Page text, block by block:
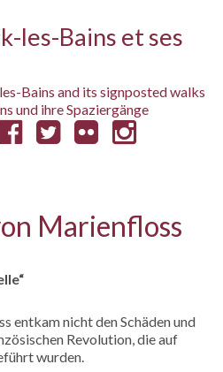
les-Bains et ses
Bains and its signposted walks
und ihre Spaziergänge
Marienfloss
entkam nicht den Schäden und
Revolution, die auf
wurden.